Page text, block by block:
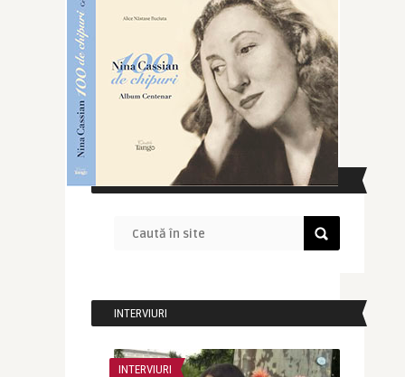
CAUTĂ ÎN SITE
INTERVIURI
INTERVIURI